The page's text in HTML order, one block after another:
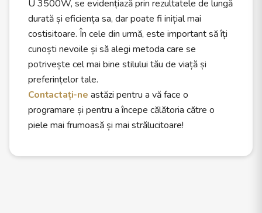
U 3500W, se evidențiază prin rezultatele de lungă
durată și eficiența sa, dar poate fi inițial mai
costisitoare. În cele din urmă, este important să îți
cunoști nevoile și să alegi metoda care se
potrivește cel mai bine stilului tău de viață și
preferințelor tale.
Contactați-ne astăzi pentru a vă face o
programare și pentru a începe călătoria către o
piele mai frumoasă și mai strălucitoare!